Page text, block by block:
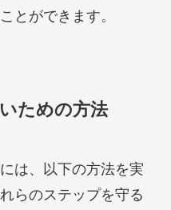
とができます。
ための方法
は、以下の方法を実
らのステップを守る